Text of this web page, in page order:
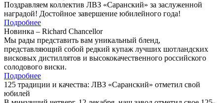
Поздравляем коллектив ЛВЗ «Саранский» за заслуженной
наградой! Достойное завершение юбилейного года!
Подробнее
Новинка – Richard Chancellor
Мы рады представить вам уникальный бленд,
представляющий собой редкий купаж лучших шотландских
висковых дистиллятов и высококачественного российского
солодового виски.
Подробнее
125 традиции и качества: ЛВЗ «Саранский» отметил свой
юбилей